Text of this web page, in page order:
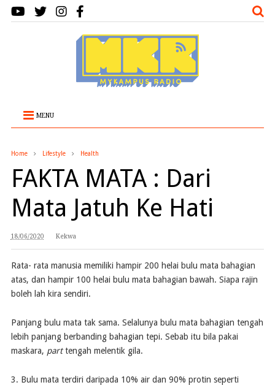
MENU
Home Lifestyle Health
FAKTA MATA : Dari
Mata Jatuh Ke Hati
18/06/2020 Kekwa
Rata- rata manusia memiliki hampir 200 helai bulu mata bahagian
atas, dan hampir 100 helai bulu mata bahagian bawah. Siapa rajin
boleh lah kira sendiri.
Panjang bulu mata tak sama. Selalunya bulu mata bahagian tengah
lebih panjang berbanding bahagian tepi. Sebab itu bila pakai
maskara, parttengah melentik gila.
3. Bulu mata terdiri daripada 10% air dan 90% protin seperti